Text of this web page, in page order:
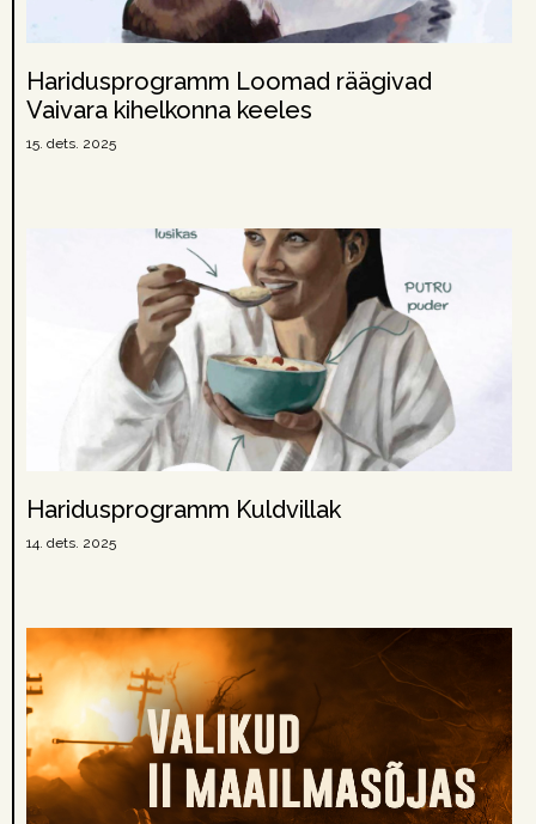
Haridusprogramm Loomad räägivad
Vaivara kihelkonna keeles
15. dets. 2025
Haridusprogramm Kuldvillak
14. dets. 2025